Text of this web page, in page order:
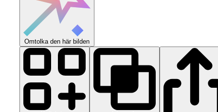
Omtolka den här bilden